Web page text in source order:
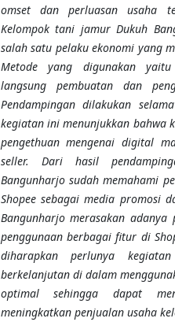
omset dan perluasan usaha
Kelompok tani jamur Dukuh
salah satu pelaku ekonomi yang
Metode yang digunakan yaitu
langsung pembuatan dan
Pendampingan dilakukan
kegiatan ini menunjukkan bahwa
pengethuan mengenai digital
seller. Dari hasil
Bangunharjo sudah memahami
Shopeesebagai media promosi
Bangunharjomerasakan adanya
penggunaan berbagai fitur di
diharapkanperlunya
berkelanjutan di dalam
optimal sehingga dapat
meningkatkan penjualan usaha